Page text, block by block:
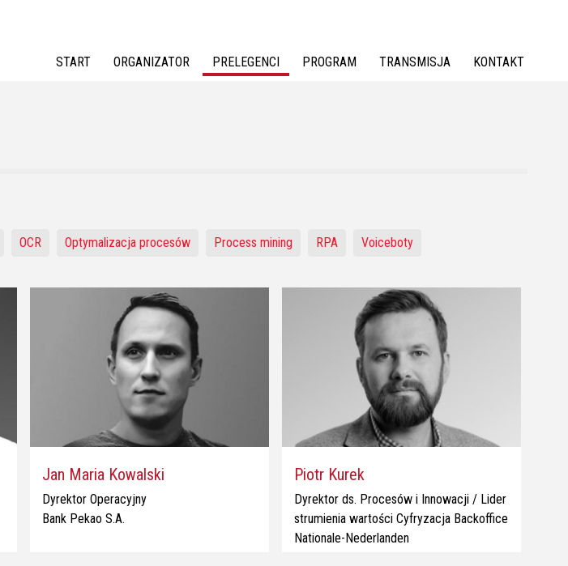
START ORGANIZATOR PRELEGENCI PROGRAM TRANSMISJA KONTAKT
OCR Optymalizacja procesów Process mining RPA Voiceboty
Jan Maria Kowalski
Dyrektor Operacyjny
Bank Pekao S.A.
Piotr Kurek
Dyrektor ds. Procesów i Innowacji / Lider
strumienia wartości Cyfryzacja Backoffice
Nationale-Nederlanden